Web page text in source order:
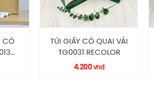
VẢI
TÚI GIẤY CÓ QUAI VẢI
TG0032 RECOLOR
4.200vnd